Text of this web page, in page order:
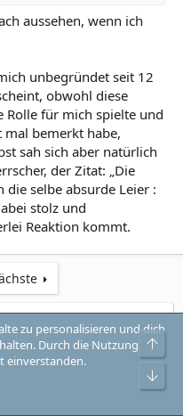
aussehen, wenn ich
unbegründet seit 12
obwohl diese
Rolle für mich spielte und
mal bemerkt habe,
sah sich aber natürlich
der Zitat: „Die
die selbe absurde Leier :
stolz und
Reaktion kommt.
registrieren, um hier zu
zu personalisieren und dich
Durch die Nutzung
einverstanden.